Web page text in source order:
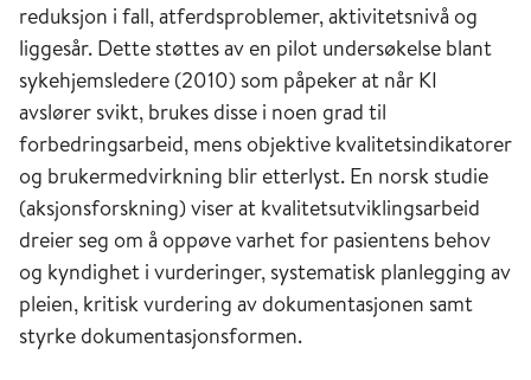
reduksjon i fall, atferdsproblemer, aktivitetsnivå og
liggesår. Dette støttes av en pilot undersøkelse blant
sykehjemsledere (2010) som påpeker at når KI
avslører svikt, brukes disse i noen grad til
forbedringsarbeid, mens objektive kvalitetsindikatorer
og brukermedvirkning blir etterlyst. En norsk studie
(aksjonsforskning) viser at kvalitetsutviklingsarbeid
dreier seg om å oppøve varhet for pasientens behov
og kyndighet i vurderinger, systematisk planlegging av
pleien, kritisk vurdering av dokumentasjonen samt
styrke dokumentasjonsformen.